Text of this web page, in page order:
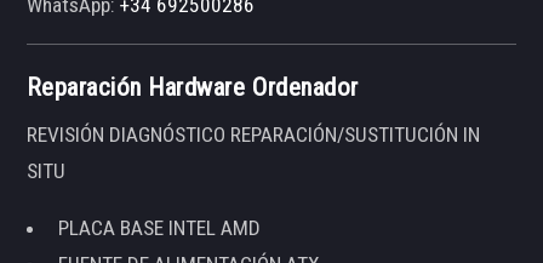
Reparación Hardware Ordenador
REVISIÓN DIAGNÓSTICO REPARACIÓN/SUSTITUCIÓN IN
SITU
PLACA BASE INTEL AMD